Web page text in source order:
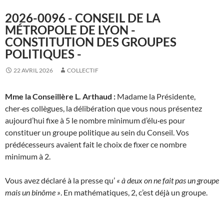
2026-0096 - CONSEIL DE LA
MÉTROPOLE DE LYON -
CONSTITUTION DES GROUPES
POLITIQUES -
22 AVRIL 2026 COLLECTIF
Mme la Conseillère L. Arthaud : Madame la Présidente,
cher·es collègues, la délibération que vous nous présentez
aujourd’hui fixe à 5 le nombre minimum d’élu·es pour
constituer un groupe politique au sein du Conseil. Vos
prédécesseurs avaient fait le choix de fixer ce nombre
minimum à 2.
Vous avez déclaré à la presse qu’ « à deux on ne fait pas un groupe
mais un binôme ». En mathématiques, 2, c’est déjà un groupe.